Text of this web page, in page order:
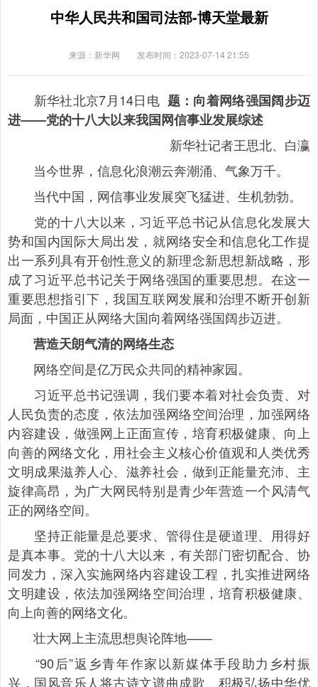
中华人民共和国司法部-博天堂最新
来源：新华网 发布时间：2023-07-14 21:55
新华社北京7月14日电 题：向着网络强国阔步迈
进——党的十八大以来我国网信事业发展综述
新华社记者王思北、白瀛
当今世界，信息化浪潮云奔潮涌、气象万千。
当代中国，网信事业发展突飞猛进、生机勃勃。
党的十八大以来，习近平总书记从信息化发展大
势和国内国际大局出发，就网络安全和信息化工作提
出一系列具有开创性意义的新理念新思想新战略，形
成了习近平总书记关于网络强国的重要思想。在这一
重要思想指引下，我国互联网发展和治理不断开创新
局面，中国正从网络大国向着网络强国阔步迈进。
营造天朗气清的网络生态
网络空间是亿万民众共同的精神家园。
习近平总书记强调，我们要本着对社会负责、对
人民负责的态度，依法加强网络空间治理，加强网络
内容建设，做强网上正面宣传，培育积极健康、向上
向善的网络文化，用社会主义核心价值观和人类优秀
文明成果滋养人心、滋养社会，做到正能量充沛、主
旋律高昂，为广大网民特别是青少年营造一个风清气
正的网络空间。
坚持正能量是总要求、管得住是硬道理、用得好
是真本事。党的十八大以来，有关部门密切配合、协
同发力，深入实施网络内容建设工程，扎实推进网络
文明建设，依法加强网络空间治理，培育积极健康、
向上向善的网络文化。
壮大网上主流思想舆论阵地——
“90后”返乡青年作家以新媒体手段助力乡村振
兴，国风音乐人将古诗文谱曲成歌、积极弘扬中华优